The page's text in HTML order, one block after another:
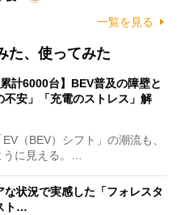
一覧を見る
た、使ってみた
計6000台】BEV普及の障壁と
不安」「充電のストレス」解
（BEV）シフト」の潮流も、
に見える。…
な状況で実感した「フォレスタ
ト…